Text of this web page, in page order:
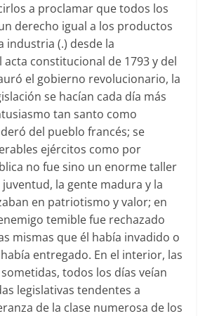
a proclamar que todos los
derecho igual a los productos
industria (.) desde la
constitucional de 1793 y del
el gobierno revolucionario, la
se hacían cada día más
tan santo como
del pueblo francés; se
ejércitos como por
no fue sino un enorme taller
la gente madura y la
en patriotismo y valor; en
temible fue rechazado
mismas que él había invadido o
entregado. En el interior, las
todos los días veían
legislativas tendentes a
de la clase numerosa de los